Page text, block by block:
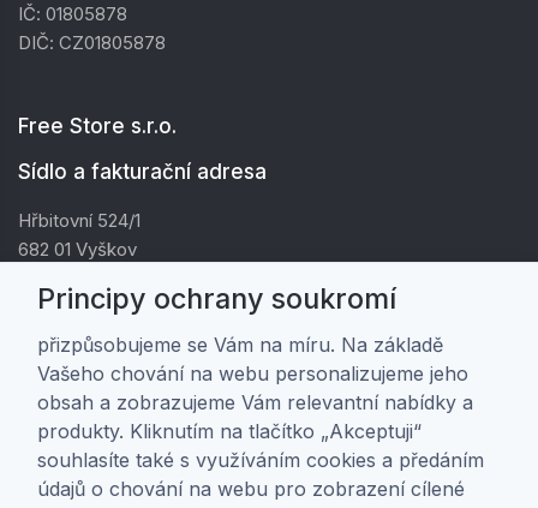
IČ: 01805878
DIČ: CZ01805878
Free Store s.r.o.
Sídlo a fakturační adresa
Hřbitovní 524/1
682 01 Vyškov
DIČ: CZ01805878
Zákaznická péče
Doprava a platba
Obchodní podmínky
Principy ochrany soukromí
přizpůsobujeme se Vám na míru. Na základě
Vašeho chování na webu personalizujeme jeho
obsah a zobrazujeme Vám relevantní nabídky a
produkty. Kliknutím na tlačítko „Akceptuji“
souhlasíte také s využíváním cookies a předáním
údajů o chování na webu pro zobrazení cílené